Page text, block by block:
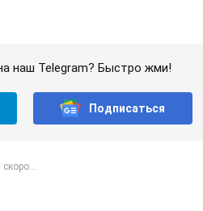
наш Telegram? Быстро жми!
Подписаться